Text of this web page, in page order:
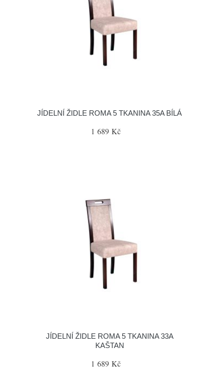
JÍDELNÍ ŽIDLE ROMA 5 TKANINA 35A BÍLÁ
1 689 Kč
JÍDELNÍ ŽIDLE ROMA 5 TKANINA 33A
KAŠTAN
1 689 Kč